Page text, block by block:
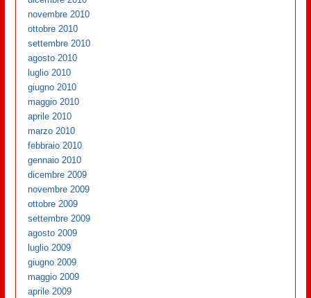
novembre 2010
ottobre 2010
settembre 2010
agosto 2010
luglio 2010
giugno 2010
maggio 2010
aprile 2010
marzo 2010
febbraio 2010
gennaio 2010
dicembre 2009
novembre 2009
ottobre 2009
settembre 2009
agosto 2009
luglio 2009
giugno 2009
maggio 2009
aprile 2009